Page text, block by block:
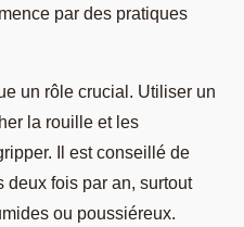
par des pratiques
un rôle crucial. Utiliser un
la rouille et les
Il est conseillé de
deux fois par an, surtout
ou poussiéreux.